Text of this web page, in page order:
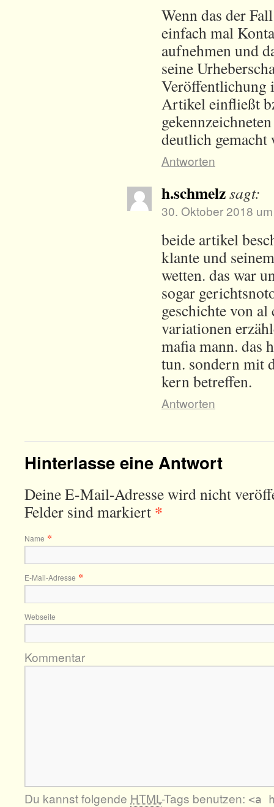
Wenn das der
einfach mal
aufnehmen und
seine
Veröffentlichung
Artikel einfließt
deutlich gemacht
Antworten
h.schmelzsagt:
30. Oktober 2018
beide artikel
klante und
wetten. das war
sogar
geschichte von al
variationen
mafia mann. das
tun. sondern mit
kern betreffen.
Antworten
Hinterlasse eine Antwort
Deine E-Mail-Adresse wird nicht
Felder sind markiert *
Name *
E-Mail-Adresse *
Webseite
Kommentar
Du kannst folgende HTML-Tags benutzen: <a